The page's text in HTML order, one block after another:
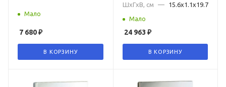
Мало
7 680₽
В КОРЗИНУ
ШxГxВ, см
— 15.6x1.1x19.7
Мало
24 963 ₽
В КОРЗИНУ